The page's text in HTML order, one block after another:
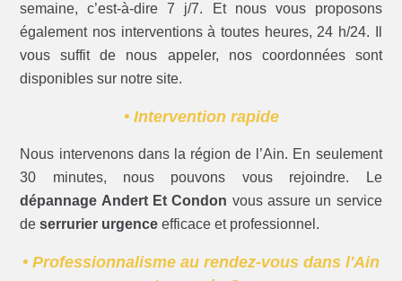
semaine, c’est-à-dire 7 j/7. Et nous vous proposons
également nos interventions à toutes heures, 24 h/24. Il
vous suffit de nous appeler, nos coordonnées sont
disponibles sur notre site.
• Intervention rapide
Nous intervenons dans la région de l’Ain. En seulement
30 minutes, nous pouvons vous rejoindre. Le
dépannage Andert Et Condon vous assure un service
deserrurier urgence efficace et professionnel.
• Professionnalisme au rendez-vous dans l'Ain